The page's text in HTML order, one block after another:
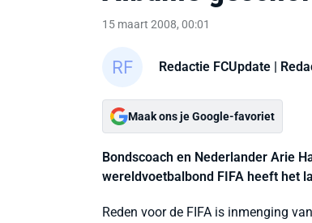
15 maart 2008, 00:01
Redactie FCUpdate |
Maak ons je Google-favoriet
Bondscoach en Nederlander Arie
wereldvoetbalbond FIFA heeft het
Reden voor de FIFA is inmenging